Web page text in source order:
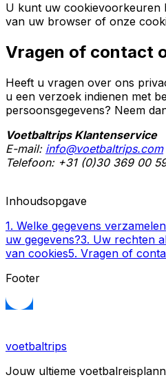
U kunt uw cookievoorkeuren
van uw browser of onze
Vragen of contact
Heeft u vragen over ons
u een verzoek indienen met
persoonsgegevens? Neem
Voetbaltrips Klantenservice
E-mail: info@voetbaltrips.com
Telefoon: +31 (0)30 369 00
Inhoudsopgave
1. Welke gegevens
uw gegevens?3. Uw rechten
van cookies5. Vragen of
Footer
voetbaltrips
Jouw ultieme